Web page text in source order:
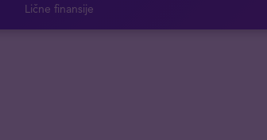
Lične finansije